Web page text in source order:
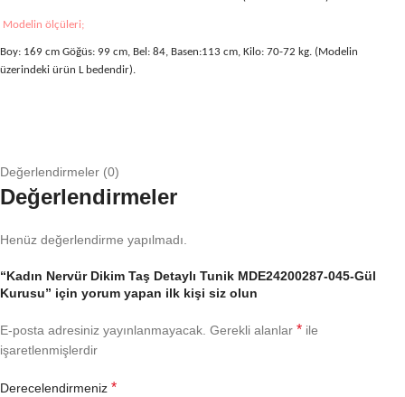
Modelin ölçüleri;
Boy: 169 cm Göğüs: 99 cm, Bel: 84, Basen:113 cm, Kilo: 70-72 kg. (Modelin
üzerindeki ürün L bedendir).
Değerlendirmeler (0)
Değerlendirmeler
Henüz değerlendirme yapılmadı.
“Kadın Nervür Dikim Taş Detaylı Tunik MDE24200287-045-Gül
Kurusu” için yorum yapan ilk kişi siz olun
E-posta adresiniz yayınlanmayacak. Gerekli alanlar * ile
işaretlenmişlerdir
Derecelendirmeniz *